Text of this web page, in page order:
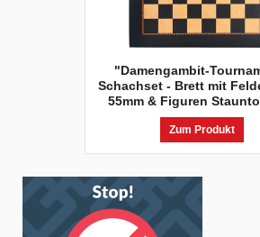
"Damengambit-
Schachset - Brett mit
55mm & Figuren
Zum Produkt